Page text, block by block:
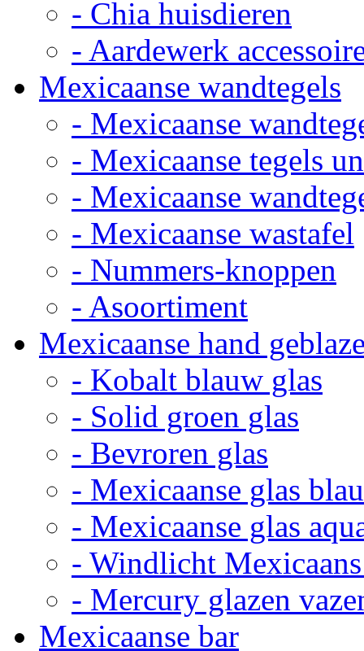
- Chia huisdieren
- Aardewerk
Mexicaanse wandtegels
- Mexicaanse
- Mexicaanse tegels
- Mexicaanse
- Mexicaanse wastafel
- Nummers-knoppen
- Asoortiment
Mexicaanse hand
- Kobalt blauw glas
- Solid groen glas
- Bevroren glas
- Mexicaanse glas
- Mexicaanse glas
- Windlicht
- Mercury glazen
Mexicaanse bar